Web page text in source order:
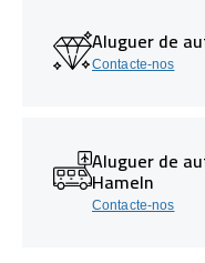
Aluguer de
Contacte-nos
Aluguer de
Hameln
Contacte-nos